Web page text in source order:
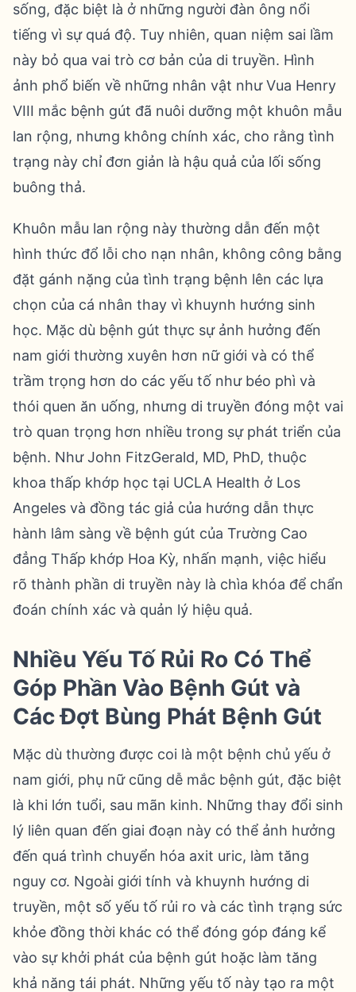
sống, đặc biệt là ở những người đàn ông nổi
tiếng vì sự quá độ. Tuy nhiên, quan niệm sai lầm
này bỏ qua vai trò cơ bản của di truyền. Hình
ảnh phổ biến về những nhân vật như Vua Henry
VIII mắc bệnh gút đã nuôi dưỡng một khuôn mẫu
lan rộng, nhưng không chính xác, cho rằng tình
trạng này chỉ đơn giản là hậu quả của lối sống
buông thả.
Khuôn mẫu lan rộng này thường dẫn đến một
hình thức đổ lỗi cho nạn nhân, không công bằng
đặt gánh nặng của tình trạng bệnh lên các lựa
chọn của cá nhân thay vì khuynh hướng sinh
học. Mặc dù bệnh gút thực sự ảnh hưởng đến
nam giới thường xuyên hơn nữ giới và có thể
trầm trọng hơn do các yếu tố như béo phì và
thói quen ăn uống, nhưng di truyền đóng một vai
trò quan trọng hơn nhiều trong sự phát triển của
bệnh. Như John FitzGerald, MD, PhD, thuộc
khoa thấp khớp học tại UCLA Health ở Los
Angeles và đồng tác giả của hướng dẫn thực
hành lâm sàng về bệnh gút của Trường Cao
đẳng Thấp khớp Hoa Kỳ, nhấn mạnh, việc hiểu
rõ thành phần di truyền này là chìa khóa để chẩn
đoán chính xác và quản lý hiệu quả.
Nhiều Yếu Tố Rủi Ro Có Thể
Góp Phần Vào Bệnh Gút và
Các Đợt Bùng Phát Bệnh Gút
Mặc dù thường được coi là một bệnh chủ yếu ở
nam giới, phụ nữ cũng dễ mắc bệnh gút, đặc biệt
là khi lớn tuổi, sau mãn kinh. Những thay đổi sinh
lý liên quan đến giai đoạn này có thể ảnh hưởng
đến quá trình chuyển hóa axit uric, làm tăng
nguy cơ. Ngoài giới tính và khuynh hướng di
truyền, một số yếu tố rủi ro và các tình trạng sức
khỏe đồng thời khác có thể đóng góp đáng kể
vào sự khởi phát của bệnh gút hoặc làm tăng
khả năng tái phát. Những yếu tố này tạo ra một